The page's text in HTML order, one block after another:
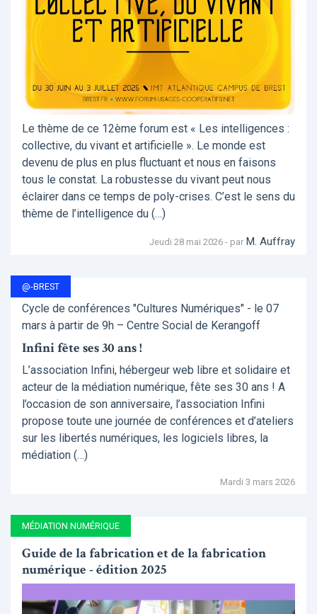
Le thème de ce 12ème forum est « Les intelligences :
collective, du vivant et artificielle ». Le monde est
devenu de plus en plus fluctuant et nous en faisons
tous le constat. La robustesse du vivant peut nous
éclairer dans ce temps de poly-crises. C’est le sens du
thème de l’intelligence du (…)
Jeudi 28 mai 2026 - par M. Auffray
@-BREST
Cycle de conférences "Cultures Numériques" - le 07
mars à partir de 9h – Centre Social de Kerangoff
Infini fête ses 30 ans !
L’association Infini, hébergeur web libre et solidaire et
acteur de la médiation numérique, fête ses 30 ans ! A
l’occasion de son anniversaire, l’association Infini
propose toute une journée de conférences et d’ateliers
sur les libertés numériques, les logiciels libres, la
médiation (…)
Mardi 3 mars 2026
MÉDIATION NUMÉRIQUE
Guide de la fabrication et de la fabrication
numérique - édition 2025